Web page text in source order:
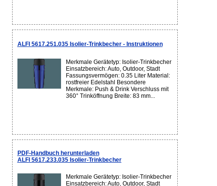
ALFI 5617.251.035 Isolier-Trinkbecher - Instruktionen
Merkmale Gerätetyp: Isolier-Trinkbecher
Einsatzbereich: Auto, Outdoor, Stadt
Fassungsvermögen: 0.35 Liter Material:
rostfreier Edelstahl Besondere
Merkmale: Push & Drink Verschluss mit
360° Trinköffnung Breite: 83 mm...
PDF-Handbuch herunterladen
ALFI 5617.233.035 Isolier-Trinkbecher
Merkmale Gerätetyp: Isolier-Trinkbecher
Einsatzbereich: Auto, Outdoor, Stadt